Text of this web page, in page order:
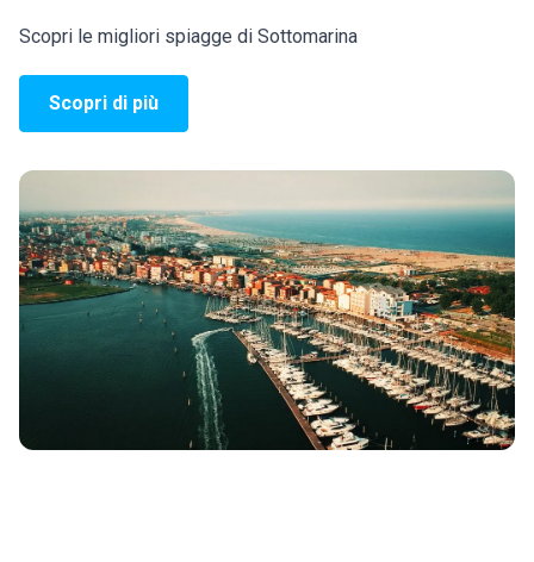
Scopri le migliori spiagge di Sottomarina
Scopri di più